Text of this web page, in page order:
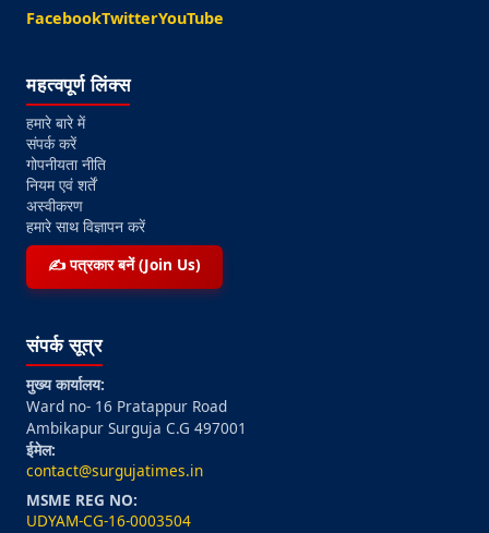
FacebookTwitterYouTube
महत्वपूर्ण लिंक्स
हमारे बारे में
संपर्क करें
गोपनीयता नीति
नियम एवं शर्तें
अस्वीकरण
हमारे साथ विज्ञापन करें
✍️ पत्रकार बनें (Join Us)
संपर्क सूत्र
मुख्य कार्यालय:
Ward no- 16 Pratappur Road
Ambikapur Surguja C.G 497001
ईमेल:
contact@surgujatimes.in
MSME REG NO:
UDYAM-CG-16-0003504